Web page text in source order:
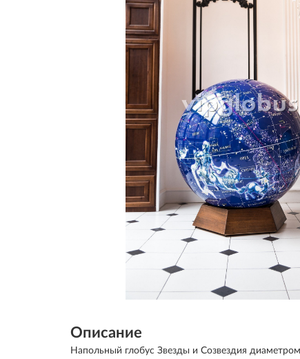
Описание
Напольный глобус Звезды и Созвездия